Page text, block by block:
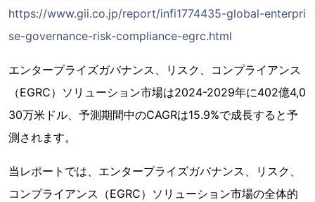
https://www.gii.co.jp/report/infi1774435-global-enterpri
se-governance-risk-compliance-egrc.html
エンタープライズガバナンス、リスク、コンプライアンス
（EGRC）ソリューション市場は2024-2029年に402億4,0
30万米ドル、予測期間中のCAGRは15.9%で成長すると予
測されます。
当レポートでは、エンタープライズガバナンス、リスク、
コンプライアンス（EGRC）ソリューション市場の全体的